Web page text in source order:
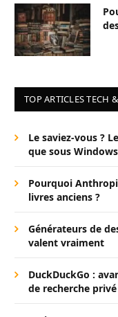
TOP ARTICLES TECH
Le saviez-vous ?
que sous Windows
Pourquoi
livres anciens ?
Générateurs de
valent vraiment
DuckDuckGo :
de recherche